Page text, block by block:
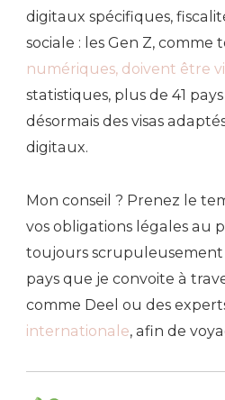
digitaux spécifiques,
sociale : les Gen Z, comme
numériques, doivent être
statistiques, plus de 41
désormais des visas
digitaux.
Mon conseil ? Prenez le
vos obligations légales au
toujours
pays que je convoite à
comme Deel ou des
internationale, afin de